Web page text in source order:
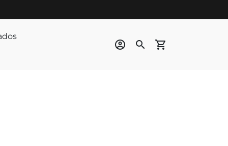
account_circle search shopping_cart